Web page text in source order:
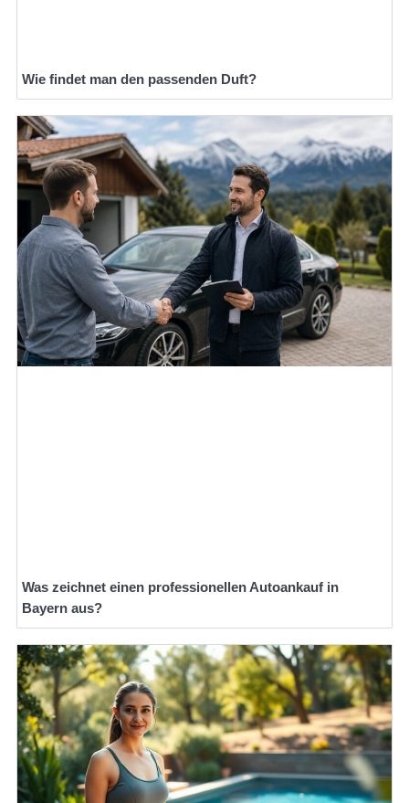
Wie findet man den passenden Duft?
Was zeichnet einen professionellen Autoankauf in
Bayern aus?